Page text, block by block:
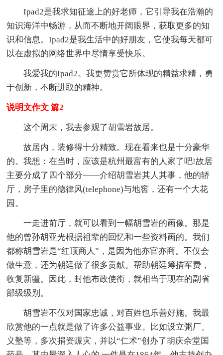
Ipad2是我求知征途上的好老师，它引导我在浩瀚的
知识海洋中畅游，从而不断地开阔眼界，获取更多的知
识和信息。Ipad2是我生活中的好朋友，它使我每天都可
以在虚拟的网络世界中尽情享受快乐。
我爱我的Ipad2。我更赞赏它所体现的精益求精，勇
于创新，不断进取的精神。
说明文作文 篇2
这个周末，我去参观了胡雪岩故居。
故居内，装修得十分精致。现在看来也是十分豪华
的。我想：在当时，应该是杭州最富有的人家了吧!故居
主要分成了四个部分——介绍胡雪岩其人其事，他的轿
厅，房子里的德律风(telephone)与地窖，还有一个大花
园。
一走进前厅，就可以看到一幅胡雪岩的画像。那是
他的曾孙胡亚光根据祖辈的回忆和一些资料画的。我们
都称胡雪岩是“红顶商人”，是因为他亦官亦商。不仅会
做生意，还为朝廷做了很多贡献。帮助朝廷筹措军费，
收复新疆。因此，封他布政使衔，就相当于现在的副省
部级级别。
胡雪岩不仅对国家忠诚，对百姓也乐善好施。我最
欣赏他的一点就是做了许多公益事业。比如设立粥厂、
义塾等，多次捐资赈灾，并以“仁术”创办了胡庆余堂国